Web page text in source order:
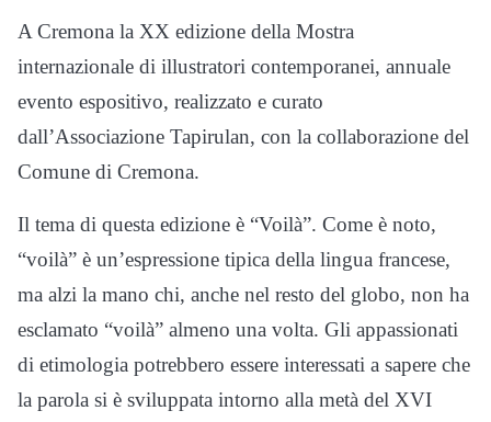
A Cremona la XX edizione della Mostra
internazionale di illustratori contemporanei, annuale
evento espositivo, realizzato e curato
dall’Associazione Tapirulan, con la collaborazione del
Comune di Cremona.
Il tema di questa edizione è “Voilà”. Come è noto,
“voilà” è un’espressione tipica della lingua francese,
ma alzi la mano chi, anche nel resto del globo, non ha
esclamato “voilà” almeno una volta. Gli appassionati
di etimologia potrebbero essere interessati a sapere che
la parola si è sviluppata intorno alla metà del XVI